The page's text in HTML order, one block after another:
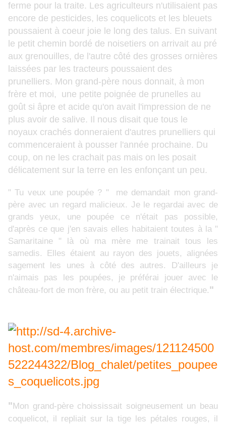
ferme pour la traite. Les agriculteurs n'utilisaient pas
encore de pesticides, les coquelicots et les bleuets
poussaient à coeur joie le long des talus. En suivant
le petit chemin bordé de noisetiers on arrivait au pré
aux grenouilles, de l'autre côté des grosses ornières
laissées par les tracteurs poussaient des
prunelliers. Mon grand-père nous donnait, à mon
frère et moi, une petite poignée de prunelles au
goût si âpre et acide qu'on avait l'impression de ne
plus avoir de salive. Il nous disait que tous le
noyaux crachés donneraient d'autres prunelliers qui
commenceraient à pousser l'année prochaine. Du
coup, on ne les crachait pas mais on les posait
délicatement sur la terre en les enfonçant un peu.
" Tu veux une poupée ? " me demandait mon grand-
père avec un regard malicieux. Je le regardai avec de
grands yeux, une poupée ce n'était pas possible,
d'après ce que j'en savais elles habitaient toutes à la "
Samaritaine " là où ma mère me trainait tous les
samedis. Elles étaient au rayon des jouets, alignées
sagement les unes à côté des autres. D'ailleurs je
n'aimais pas les poupées, je préférai jouer avec le
château-fort de mon frère, ou au petit train électrique."
"Mon grand-père choississait soigneusement un beau
coquelicot, il repliait sur la tige les pétales rouges, il